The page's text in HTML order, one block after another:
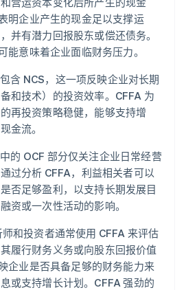
明企业产生的现金足以支撑运
并有潜力回报股东或偿还债务。
能意味着企业面临财务压力。
含 NCS，这一项反映企业对长期
和技术）的投资效率。CFFA 为
再投资策略稳健，能够支持增
金流。
的 OCF 部分仅关注企业日常经营
过分析 CFFA，利益相关者可以
否足够盈利，以支持长期发展目
资或一次性活动的影响。
师和投资者通常使用 CFFA 来评估
履行财务义务或向股东回报价值
企业是否具备足够的财务能力来
或支持增长计划。CFFA 强劲的